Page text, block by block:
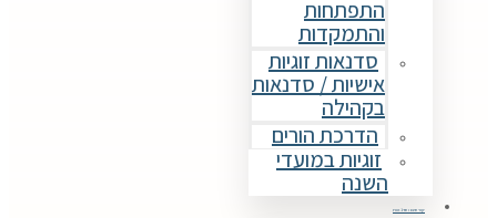
התפתחות
והתמקדות
סדנאות זוגיות
אישיות / סדנאות
בקהילה
הדרכת הורים
זוגיות במועדי
השנה
קורסים וסדנאות